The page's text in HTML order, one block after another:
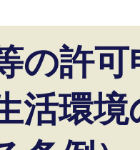
の許可
活環